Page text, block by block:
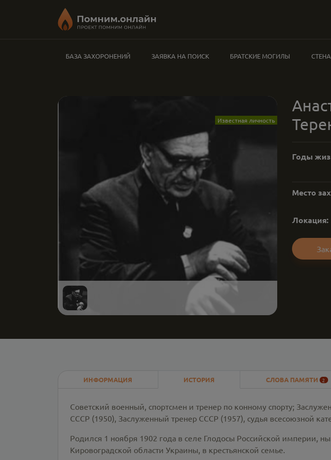
БАЗА ЗАХОРОНЕНИЙ ЗАЯВКА НА ПОИСК БРАТСКИЕ МОГИЛЫ
Известная личность
Годы
Место
Локация:
ИНФОРМАЦИЯ ИСТОРИЯ СЛОВА ПАМЯТИ 2
Советский военный, спортсмен и тренер по конному спорту;
СССР (1950), Заслуженный тренер СССР (1957), судья всесоюзной
Родился 1 ноября 1902 года в селе Глодосы Российской империи,
Кировоградской области Украины, в крестьянской семье.